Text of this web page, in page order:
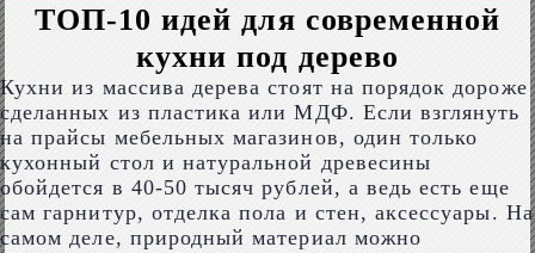
ТОП-10 идей для современной
кухни под дерево
Кухни из массива дерева стоят на порядок дороже
сделанных из пластика или МДФ. Если взглянуть
на прайсы мебельных магазинов, один только
кухонный стол и натуральной древесины
обойдется в 40-50 тысяч рублей, а ведь есть еще
сам гарнитур, отделка пола и стен, аксессуары. На
самом деле, природный материал можно